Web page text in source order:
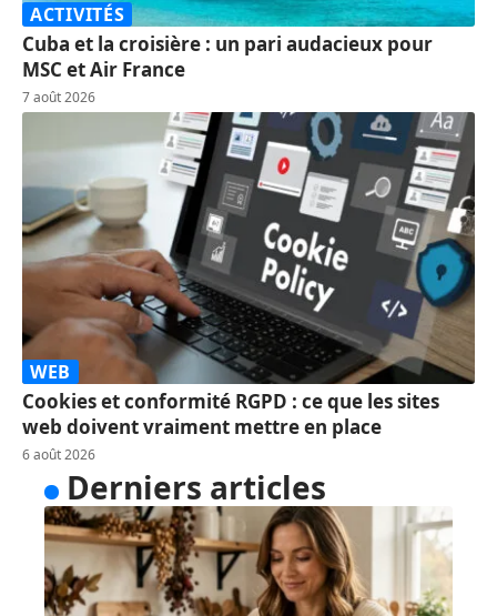
ACTIVITÉS
Cuba et la croisière : un pari audacieux pour
MSC et Air France
7 août 2026
WEB
Cookies et conformité RGPD : ce que les sites
web doivent vraiment mettre en place
6 août 2026
Derniers articles